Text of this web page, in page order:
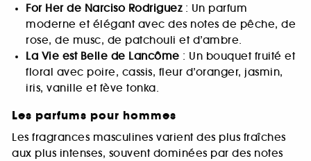
For Her de Narciso Rodriguez: Un parfum
moderne et élégant avec des notes de pêche, de
rose, de musc, de patchouli et d’ambre.
La Vie est Belle de Lancôme : Un bouquet fruité et
floral avec poire, cassis, fleur d’oranger, jasmin,
iris, vanille et fève tonka.
Les parfums pour hommes
Les fragrances masculines varient des plus fraîches
aux plus intenses, souvent dominées par des notes